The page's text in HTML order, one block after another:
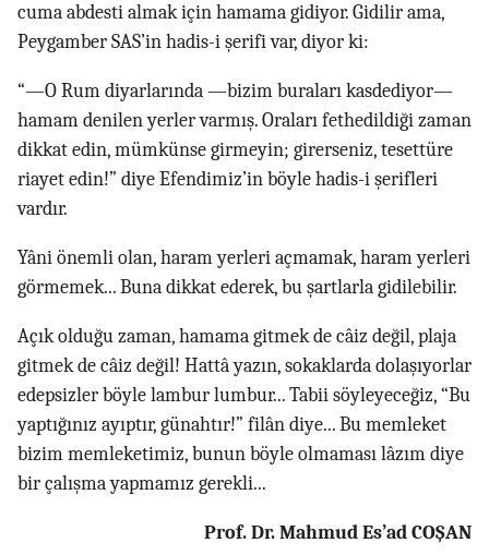
cuma abdesti almak için hamama gidiyor. Gidilir ama,
Peygamber SAS’in hadis-i şerifi var, diyor ki:
“—O Rum diyarlarında —bizim buraları kasdediyor—
hamam denilen yerler varmış. Oraları fethedildiği zaman
dikkat edin, mümkünse girmeyin; girerseniz, tesettüre
riayet edin!” diye Efendimiz’in böyle hadis-i şerifleri
vardır.
Yâni önemli olan, haram yerleri açmamak, haram yerleri
görmemek... Buna dikkat ederek, bu şartlarla gidilebilir.
Açık olduğu zaman, hamama gitmek de câiz değil, plaja
gitmek de câiz değil! Hattâ yazın, sokaklarda dolaşıyorlar
edepsizler böyle lambur lumbur... Tabii söyleyeceğiz, “Bu
yaptığınız ayıptır, günahtır!” filân diye... Bu memleket
bizim memleketimiz, bunun böyle olmaması lâzım diye
bir çalışma yapmamız gerekli...
Prof. Dr. Mahmud Es’ad COŞAN